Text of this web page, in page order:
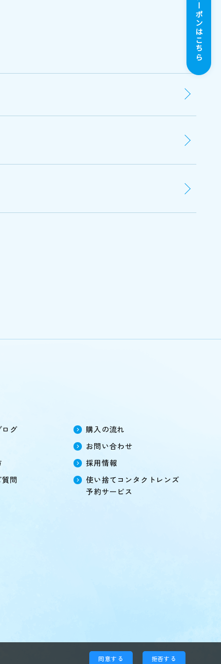
グ
問
購入の流れ
お問い合わせ
採用情報
使い捨てコンタクトレンズ
予約サービス
同意する 拒否する